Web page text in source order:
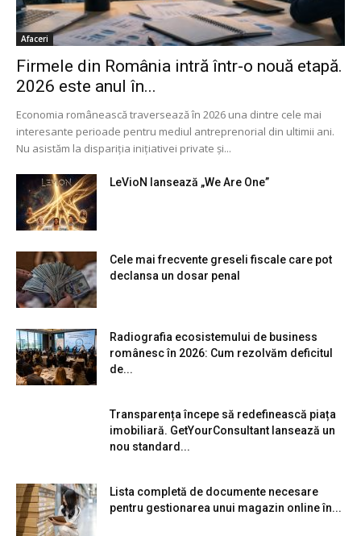
Afaceri
Firmele din România intră într-o nouă etapă.
2026 este anul în...
Economia românească traversează în 2026 una dintre cele mai
interesante perioade pentru mediul antreprenorial din ultimii ani.
Nu asistăm la dispariția inițiativei private și...
LeVioN lansează „We Are One”
Cele mai frecvente greseli fiscale care pot
declansa un dosar penal
Radiografia ecosistemului de business
românesc în 2026: Cum rezolvăm deficitul
de...
Transparența începe să redefinească piața
imobiliară. GetYourConsultant lansează un
nou standard...
Lista completă de documente necesare
pentru gestionarea unui magazin online în...